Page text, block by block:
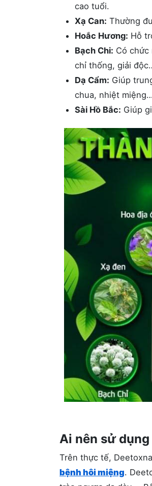
cao tuổi.
Xạ Can: Thường
Hoắc Hương: Hỗ
Bạch Chi: Có
chỉ thống, giải
Dạ Cẩm: Giúp
chua, nhiệt
Sài Hồ Bắc: Giúp
Ai nên sử
Trên thực tế,
bệnh hôi miệng.